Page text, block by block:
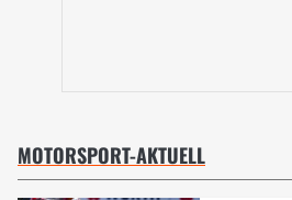
MOTORSPORT-AKTUELL